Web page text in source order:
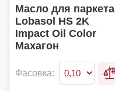
Масло для паркета
Lobasol HS 2K
Impact Oil Color
Махагон
Фасовка: